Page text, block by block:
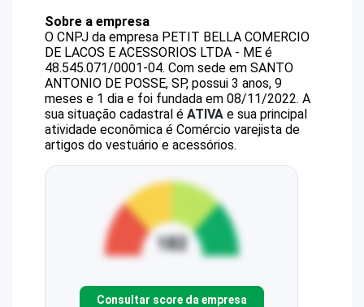
Sobre a empresa
O CNPJ da empresa PETIT BELLA COMERCIO
DE LACOS E ACESSORIOS LTDA - ME é
48.545.071/0001-04. Com sede em SANTO
ANTONIO DE POSSE, SP, possui 3 anos, 9
meses e 1 dia e foi fundada em 08/11/2022. A
sua situação cadastral é ATIVA e sua principal
atividade econômica é Comércio varejista de
artigos do vestuário e acessórios.
Consultar score da empresa